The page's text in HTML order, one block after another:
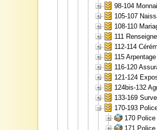
98-104
105-107
108-110
111
112-114
115
116-120
121-124
124bis-132
133-169
170-193
170
171